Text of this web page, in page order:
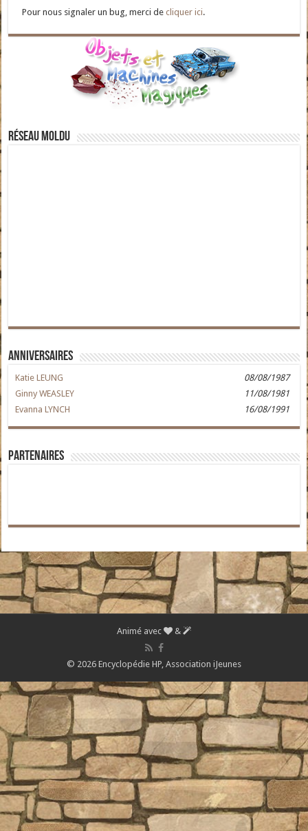
Pour nous signaler un bug, merci decliquer ici.
Réseau moldu
Anniversaires
Katie LEUNG
08/08/1987
Ginny WEASLEY
11/08/1981
Evanna LYNCH
16/08/1991
Partenaires
Animé avec &
© 2026 Encyclopédie HP, Association iJeunes